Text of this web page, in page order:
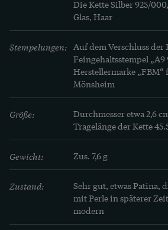
Wichtigkeit nicht aus dem
sondern aus der emotionalen
Die Kette Silber 925/
Glas, Haar
Stempelungen: Auf dem Verschluss der
Feingehaltsstempel „A9
Herstellermarke
Mönsheim
Größe:
Durchmesser etwa 2,6
Tragelänge der Kette
Gewicht: Zus. 7,6 g
Zustand:
Sehr gut, etwas Patina,
mit Perle in späterer
modern